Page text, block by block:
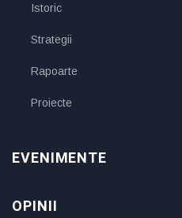
Istoric
Strategii
Rapoarte
Proiecte
EVENIMENTE
OPINII